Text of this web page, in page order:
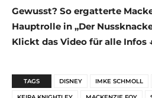
Gewusst? So ergatterte
Hauptrolle in „Der
Klickt das Video für alle Infos
TAGS DISNEY IMKE SCHMOLL